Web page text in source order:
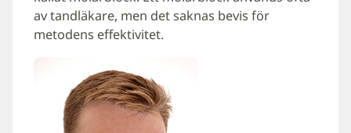
av tandläkare, men det saknas bevis för
metodens effektivitet.